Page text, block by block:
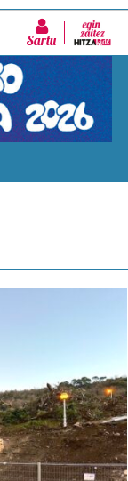
Sartu